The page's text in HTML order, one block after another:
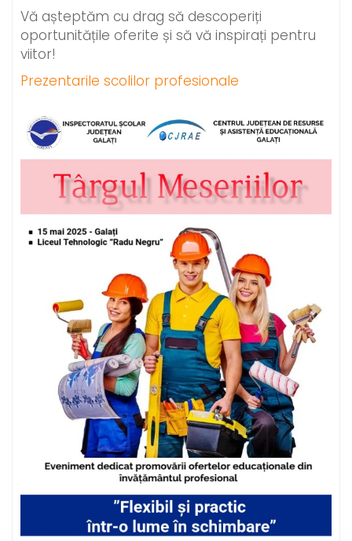
Vă așteptăm cu drag să descoperiți
oportunitățile oferite și să vă inspirați pentru
viitor!
Prezentarile scolilor profesionale